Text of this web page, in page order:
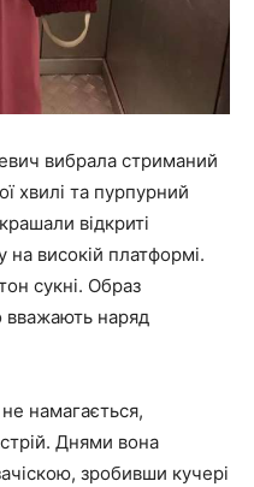
вибрала стриманий
хвилі та пурпурний
відкриті
високій платформі.
сукні. Образ
вважають наряд
намагається,
Днями вона
зробивши кучері